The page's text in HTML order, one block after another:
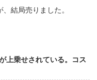
結局売りました。
上乗せされている。コス